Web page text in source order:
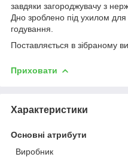
завдяки загороджувачу з
Дно зроблено під ухилом для
годування.
Поставляється в зібраному
Приховати
Характеристики
Основні атрибути
Виробник